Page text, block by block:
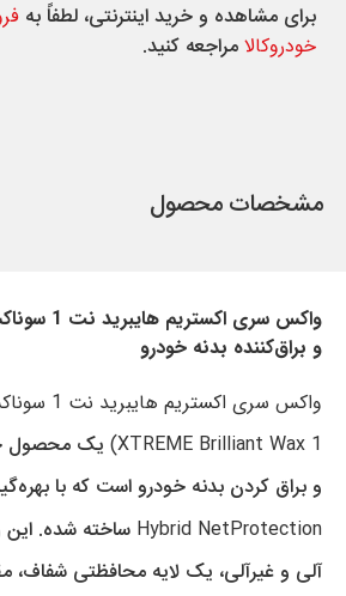
برای مشاهده و خرید اینترنتی، لطفاً به
خودروکالا مراجعه کنید.
مشخصات محصول
واکس سری
و براق‌کننده بدنه خودرو
XTREME Brilliant Wax 1) یک محصول
و براق کردن بدنه خودرو است که با
Hybrid NetProtection ساخته شده. این
آلی و غیرآلی، یک لایه محافظتی شفاف،